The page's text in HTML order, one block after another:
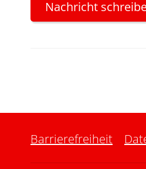
Nachricht
Barrierefreiheit